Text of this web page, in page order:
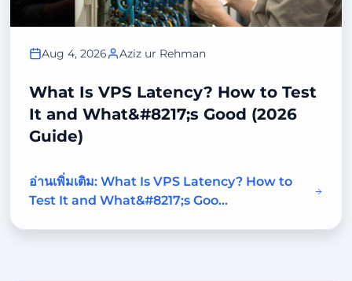
Aug 4, 2026 Aziz ur Rehman
What Is VPS Latency? How to Test
It and What&#8217;s Good (2026
Guide)
อ่านเพิ่มเติม: What Is VPS Latency? How to
Test It and What&#8217;s Goo...